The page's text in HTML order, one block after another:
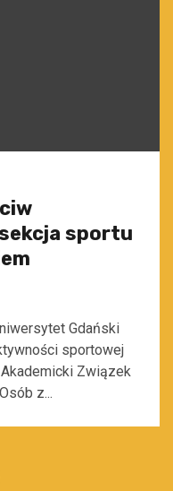
sportu
Gdański
sportowej
Związek
z...